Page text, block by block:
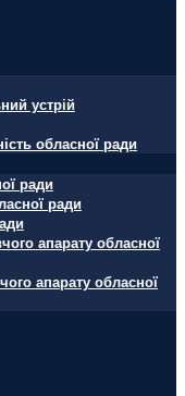
устрій
обласної ради
ради
ради
апарату обласної
апарату обласної